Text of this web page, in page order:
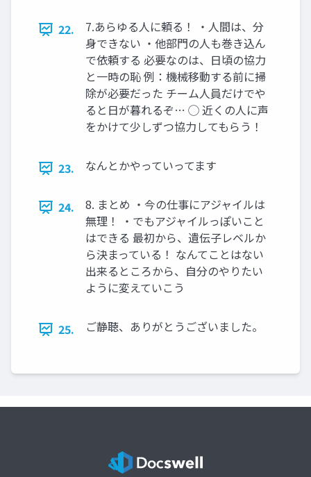
22.
7.あらゆる人に頼る！ ・人間は、分
身できない ・他部門の人も巻き込ん
で依頼する 必要なのは、日頃の協力
と一時の恥 例：機械移動する前に掃
除が必要だった チーム人員だけでや
ると日が暮れるぞ… ◯ 近くの人に声
をかけて少しずつ協力してもらう！
23. なんとかやっていってます
24.
8. まとめ ・今の仕事にアジャイルは
無理！ ・でもアジャイルっぽいこと
はできる 最初から、遺伝子レベルか
ら決まっている！ なんてことはない
出来るところから、自分のやりたい
ように変えていこう
25. ご静聴、ありがとうございました。